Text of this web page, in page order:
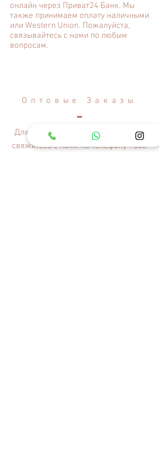
онлайн через Приват24 Банк. Мы
также принимаем оплату наличными
или Western Union. Пожалуйста,
связывайтесь с нами по любым
вопросам.
Оптовые Заказы
Для оптовых заказов, пожалуйста,
свяжитесь с нами по телефону+380